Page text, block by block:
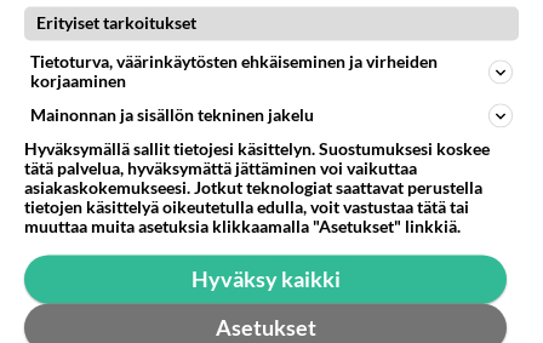
Erityiset tarkoitukset
Tietoturva, väärinkäytösten ehkäiseminen ja virheiden
korjaaminen
Mainonnan ja sisällön tekninen jakelu
Hyväksymällä sallit tietojesi käsittelyn. Suostumuksesi koskee
tätä palvelua, hyväksymättä jättäminen voi vaikuttaa
asiakaskokemukseesi. Jotkut teknologiat saattavat perustella
tietojen käsittelyä oikeutetulla edulla, voit vastustaa tätä tai
muuttaa muita asetuksia klikkaamalla "Asetukset" linkkiä.
Hyväksy kaikki
Asetukset